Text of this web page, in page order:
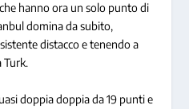
hanno ora un solo punto di
domina da subito,
distacco e tenendo a
Turk.
doppia doppia da 19 punti e